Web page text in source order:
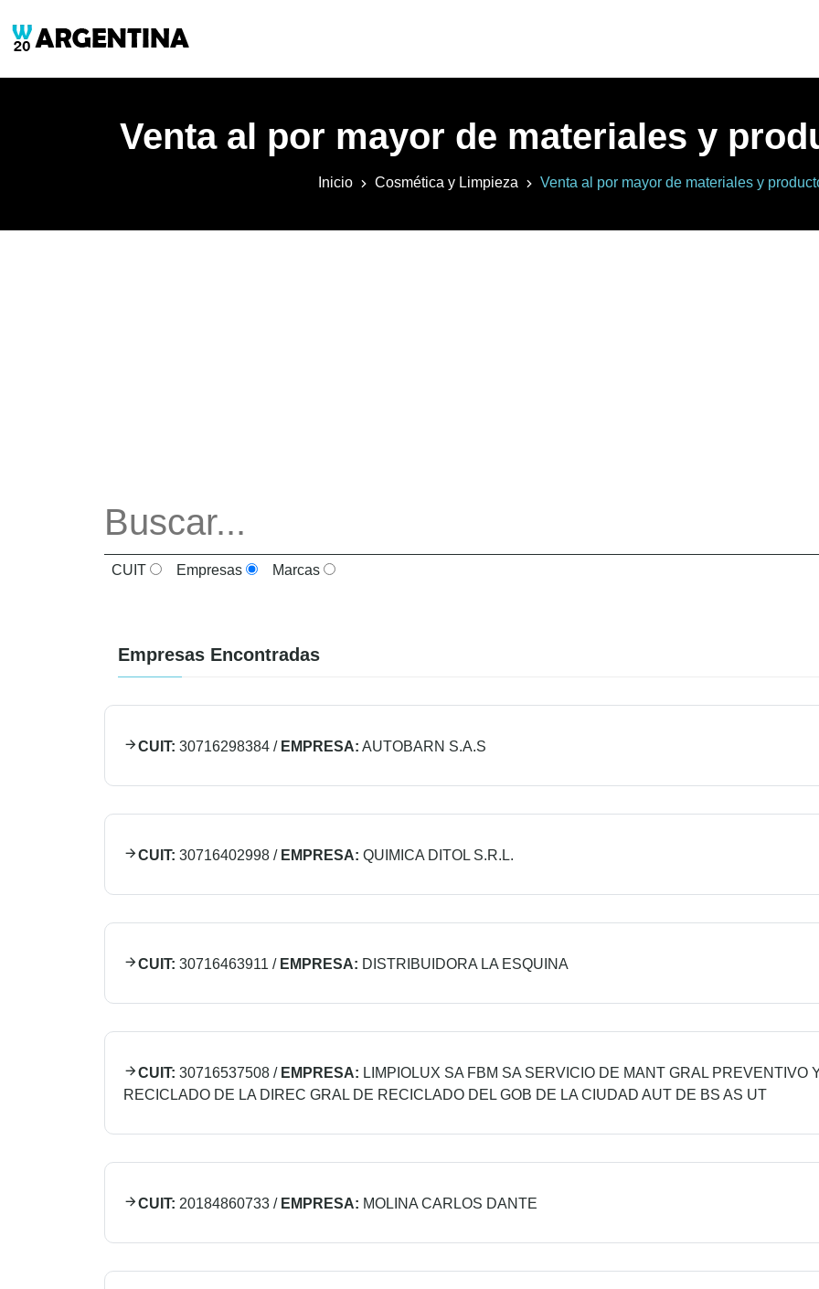
Venta al por mayor de materiales y
Inicio Cosmética y Limpieza Venta al por mayor de materiales y
CUIT Empresas Marcas
Empresas Encontradas
CUIT: 30716298384 / EMPRESA: AUTOBARN S.A.S
CUIT: 30716402998 / EMPRESA: QUIMICA DITOL S.R.L.
CUIT: 30716463911 / EMPRESA: DISTRIBUIDORA LA ESQUINA
CUIT: 30716537508 / EMPRESA: LIMPIOLUX SA FBM SA SERVICIO DE MANT GRAL
RECICLADO DE LA DIREC GRAL DE RECICLADO DEL GOB DE LA CIUDAD AUT DE BS AS UT
CUIT: 20184860733 / EMPRESA: MOLINA CARLOS DANTE